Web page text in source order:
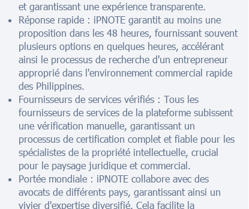
et garantissant une expérience transparente.
Réponse rapide : iPNOTE garantit au moins une
proposition dans les 48 heures, fournissant souvent
plusieurs options en quelques heures, accélérant
ainsi le processus de recherche d'un entrepreneur
approprié dans l'environnement commercial rapide
des Philippines.
Fournisseurs de services vérifiés : Tous les
fournisseurs de services de la plateforme subissent
une vérification manuelle, garantissant un
processus de certification complet et fiable pour les
spécialistes de la propriété intellectuelle, crucial
pour le paysage juridique et commercial.
Portée mondiale : iPNOTE collabore avec des
avocats de différents pays, garantissant ainsi un
vivier d'expertise diversifié. Cela facilite la